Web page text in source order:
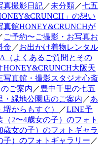
真撮影日記／未分類／七五
」の想い
真館HONEY&CRUNCHが
ご予約〜ご撮影・お写真お
金 ／お出かけ着物レンタル
（よくあるご質問とその
HONEY&CRUNCH大阪天
写真館・撮影スタジオ心斎
ご案内 ／豊中千里の七五
・緑地公園店のご案内 ／あ
からもすぐ）
／LINE予
（2〜4歳女の子）のフォト
歳女の子）のフォトギャラ
子）のフォトギャラリー ／